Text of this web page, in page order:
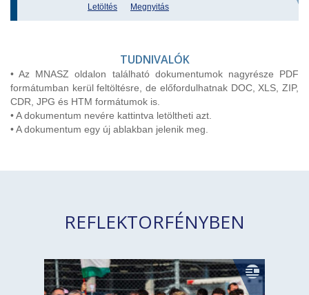
Letöltés Megnyitás
TUDNIVALÓK
• Az MNASZ oldalon található dokumentumok nagyrésze PDF
formátumban kerül feltöltésre, de előfordulhatnak DOC, XLS, ZIP,
CDR, JPG és HTM formátumok is.
• A dokumentum nevére kattintva letöltheti azt.
• A dokumentum egy új ablakban jelenik meg.
REFLEKTORFÉNYBEN